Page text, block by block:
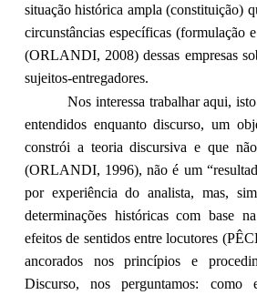
situação histórica ampla (constituição)
circunstâncias específicas (formulação
(ORLANDI, 2008) dessas empresas
sujeitos-entregadores.
Nos interessa trabalhar aqui,
entendidos enquanto discurso, um
constrói a teoria discursiva e que
(ORLANDI, 1996), não é um
por experiência do analista, mas,
determinações históricas com base
efeitos de sentidos entre locutores
ancorados nos princípios e
Discurso, nos perguntamos: como